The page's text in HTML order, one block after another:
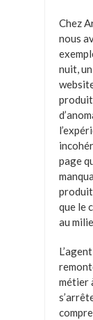
Chez
nous
nuit,
page
que le
au
métier